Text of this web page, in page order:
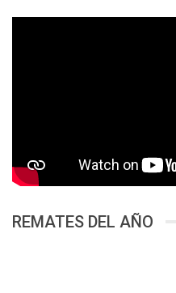
REMATES DEL AÑO